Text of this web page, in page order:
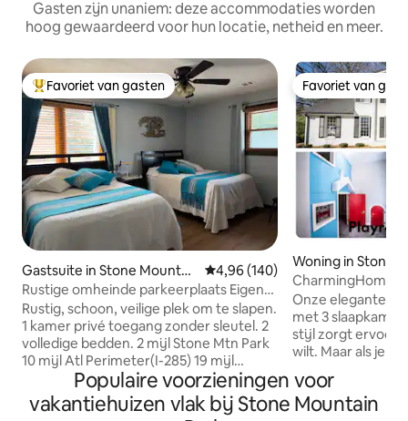
Gasten zijn unaniem: deze accommodaties worden
hoog gewaardeerd voor hun locatie, netheid en meer.
Topfavoriet van gasten
Favoriet van gasten
Gastsuite in Stone Mountai
n
Gemiddelde beoordeling van
4,96 (140)
Rustige omheinde parkeerplaats Eigen
ingang Eenheid A
Rustig, schoon, veilige plek om te slapen.
1 kamer privé toegang zonder sleutel. 2
volledige bedden. 2 mijl Stone Mtn Park
10 mijl Atl Perimeter(I-285) 19 mijl
centrum 20-30 minuten rijden naar
grote ziekenhuizen. Bad Keuken
Woon-/eetkamer Bureau.
Favoriet van
Favoriet van
Woning in Stone
CharmingHome
Park met
Onze elegante
met 3
stijl zorgt ervoor
wilt. Maar als je
van een aantal
paden van Stone
Populaire voorzieningen voor
vakantiehuizen vlak bij Stone Mountain